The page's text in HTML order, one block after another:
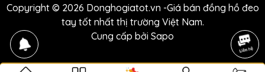
Copyright © 2026 Donghogiatot.vn -Giá bán đồng hồ đeo
tay tốt nhất thị trường Việt Nam.
Cung cấp bởi Sapo